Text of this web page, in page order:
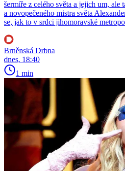
šermíře z celého světa a jejich um, ale
a novopečeného mistra světa
se, jak to v srdci jihomoravské
Brněnská Drbna
dnes, 18:40
1 min